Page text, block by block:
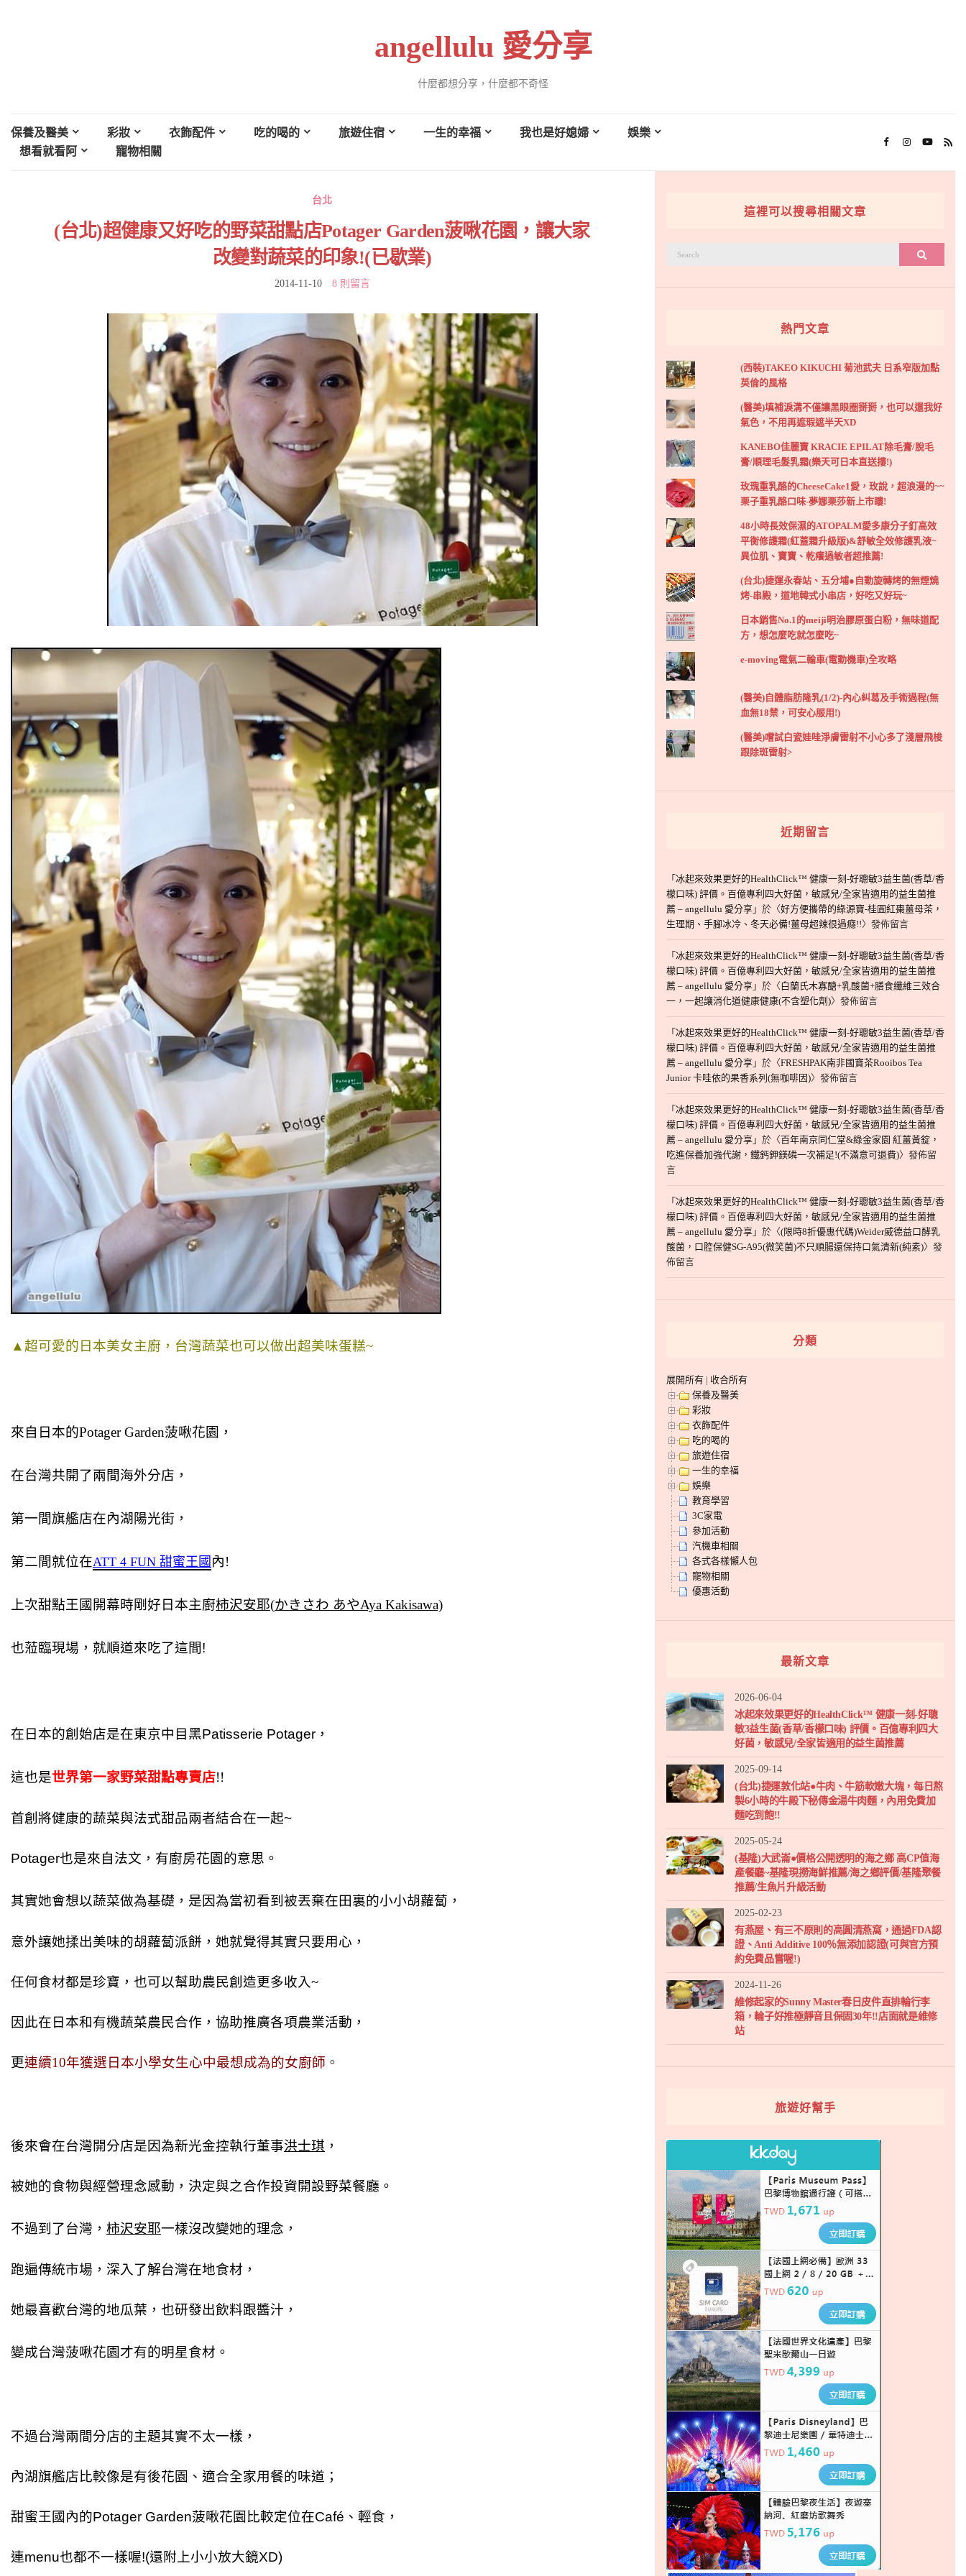
angellulu 愛分享
什麼都想分享，什麼都不奇怪
保養及醫美 彩妝 衣飾配件 吃的喝的 旅遊住宿 一生的幸福 我也是好媳婦
娛樂
想看就看阿
寵物相關
台北
(台北)超健康又好吃的野菜甜點店Potager Garden菠啾花園，讓大家
改變對蔬菜的印象!(已歇業)
2014-11-10 8 則留言
▲超可愛的日本美女主廚，台灣蔬菜也可以做出超美味蛋糕~
來自日本的Potager Garden菠啾花園，
在台灣共開了兩間海外分店，
第一間旗艦店在內湖陽光街，
第二間就位在ATT 4 FUN 甜蜜王國 內!
上次甜點王國開幕時剛好日本主廚柿沢安耶(かきさわ あやAya Kakisawa)
也蒞臨現場， 就順道來吃了這間!
在日本的創始店是在東京中目黑Patisserie Potager ，
這也是世界第一家野菜甜點專賣店!!
首創將健康的蔬菜與法式甜品兩者結合在一起~
Potager也是來自法文，有廚房花園的意思。
其實她會想以蔬菜做為基礎，是因為當初看到被丟棄在田裏的小小胡蘿蔔，
意外讓她揉出美味的胡蘿蔔派餅，她就覺得其實只要用心，
任何食材都是珍寶，也可以幫助農民創造更多收入~
因此在日本和有機蔬菜農民合作，協助推廣各項農業活動，
更連續10年獲選日本小學女生心中最想成為的女廚師 。
後來會在台灣開分店是因為新光金控執行董事洪士琪 ，
被她的食物與經營理念感動，決定與之合作投資開設野菜餐廳。
不過到了台灣， 柿沢安耶一樣沒改變她的理念，
跑遍傳統市場，深入了解台灣在地食材，
她最喜歡台灣的地瓜葉，也研發出飲料跟醬汁，
變成台灣菠啾花園才有的明星食材。
不過台灣兩間分店的主題其實不太一樣，
內湖旗艦店比較像是有後花園、適合全家用餐的味道；
甜蜜王國內的Potager Garden菠啾花園比較定位在Café、輕食，
連menu也都不一樣喔!(還附上小小放大鏡XD)
這裡可以搜尋相關文章
搜尋
熱門文章
(西裝)TAKEO KIKUCHI 菊池武夫 日系窄版加點
英倫的風格
(醫美)填補淚溝不僅讓黑眼圈掰掰，也可以還我好
氣色，不用再遮瑕遮半天XD
KANEBO佳麗寶 KRACIE EPILAT除毛膏/脫毛
膏/順理毛髮乳霜(樂天可日本直送摟!)
玫瑰重乳酪的CheeseCake1愛，玫說，超浪漫的~~
栗子重乳酪口味-夢娜栗莎新上市瞜!
48小時長效保濕的ATOPALM愛多康分子釘高效
平衡修護霜(紅蓋霜升級版)&舒敏全效修護乳液~
異位肌、寶寶、乾癢過敏者超推薦!
(台北)捷運永春站、五分埔●自動旋轉烤的無煙燒
烤-串殿，道地韓式小串店，好吃又好玩~
日本銷售No.1的meiji明治膠原蛋白粉，無味道配
方，想怎麼吃就怎麼吃~
e-moving電氣二輪車(電動機車)全攻略
(醫美)自體脂肪隆乳(1/2)-內心糾葛及手術過程(無
血無18禁，可安心服用!)
(醫美)嚐試白瓷娃哇淨膚雷射不小心多了淺層飛梭
跟除斑雷射>
近期留言
「 冰起來效果更好的HealthClick™ 健康一刻-好聰敏3益生菌(香草/香
檬口味) 評價。百億專利四大好菌，敏感兒/全家皆適用的益生菌推
薦 – angellulu 愛分享 」於〈好方便攜帶的綠源寶-桂圓紅棗薑母茶，
生理期、手腳冰冷、冬天必備!薑母超辣很過癮!!〉發佈留言
「 冰起來效果更好的HealthClick™ 健康一刻-好聰敏3益生菌(香草/香
檬口味) 評價。百億專利四大好菌，敏感兒/全家皆適用的益生菌推
薦 – angellulu 愛分享 」於〈白蘭氏木寡醣+乳酸菌+膳食纖維三效合
一，一起讓消化道健康健康(不含塑化劑)〉發佈留言
「 冰起來效果更好的HealthClick™ 健康一刻-好聰敏3益生菌(香草/香
檬口味) 評價。百億專利四大好菌，敏感兒/全家皆適用的益生菌推
薦 – angellulu 愛分享 」於〈FRESHPAK南非國寶茶Rooibos Tea
Junior 卡哇依的果香系列(無咖啡因)〉發佈留言
「 冰起來效果更好的HealthClick™ 健康一刻-好聰敏3益生菌(香草/香
檬口味) 評價。百億專利四大好菌，敏感兒/全家皆適用的益生菌推
薦 – angellulu 愛分享 」於〈百年南京同仁堂&綠金家園 紅薑黃錠，
吃進保養加強代謝，鐵鈣鉀鎂磷一次補足!(不滿意可退費)〉發佈留
言
「 冰起來效果更好的HealthClick™ 健康一刻-好聰敏3益生菌(香草/香
檬口味) 評價。百億專利四大好菌，敏感兒/全家皆適用的益生菌推
薦 – angellulu 愛分享 」於〈(限時8折優惠代碼)Weider威德益口酵乳
酸菌，口腔保健SG-A95(微笑菌)不只順腸還保持口氣清新(純素)〉發
佈留言
分類
展開所有 | 收合所有
保養及醫美
彩妝
衣飾配件
吃的喝的
旅遊住宿
一生的幸福
娛樂
教育學習
3C家電
參加活動
汽機車相關
各式各樣懶人包
寵物相關
優惠活動
最新文章
2026-06-04
冰起來效果更好的HealthClick™ 健康一刻-好聰
敏3益生菌(香草/香檬口味) 評價。百億專利四大
好菌，敏感兒/全家皆適用的益生菌推薦
2025-09-14
(台北)捷運敦化站●牛肉、牛筋軟嫩大塊，每日熬
製6小時的牛殿下秘傳金湯牛肉麵，內用免費加
麵吃到飽!!
2025-05-24
(基隆)大武崙●價格公開透明的海之鄉 高CP值海
產餐廳~基隆現撈海鮮推薦/海之鄉評價/基隆聚餐
推薦/生魚片升級活動
2025-02-23
有燕屋、有三不原則的高圓清燕窩，通過FDA認
證、Anti Additive 100％無添加認證(可與官方預
約免費品嘗喔!)
2024-11-26
維修起家的Sunny Master春日皮件直排輪行李
箱，輪子好推極靜音且保固30年!!店面就是維修
站
旅遊好幫手